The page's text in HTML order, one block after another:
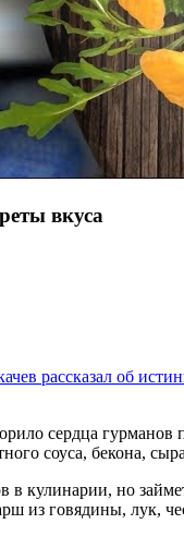
вкуса
рассказал об
сердца
соуса, бекона,
в кулинарии, но
из говядины, лук,